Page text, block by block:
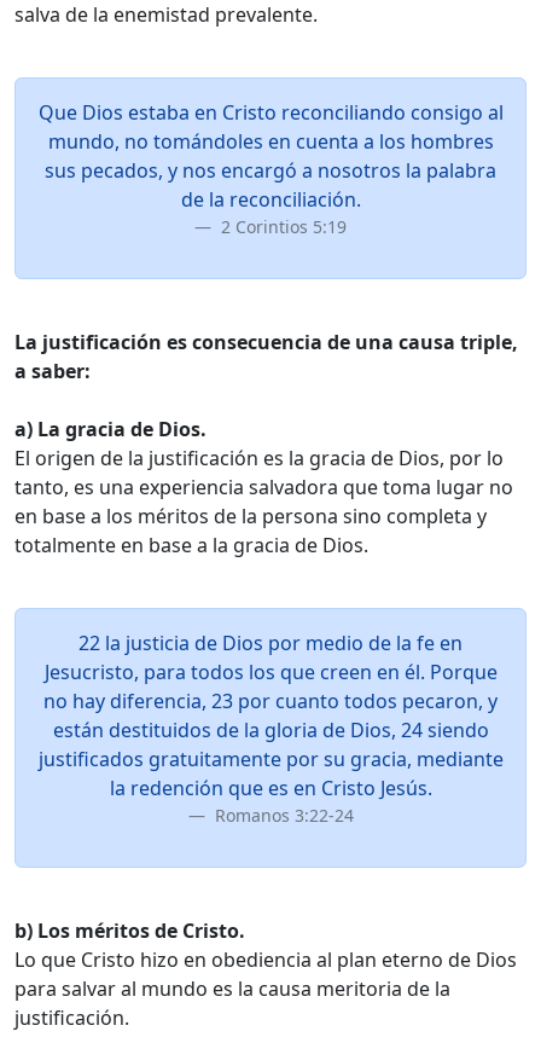
salva de la enemistad prevalente.
Que Dios estaba en Cristo reconciliando consigo al
mundo, no tomándoles en cuenta a los hombres
sus pecados, y nos encargó a nosotros la palabra
de la reconciliación.
2 Corintios 5:19
La justificación es consecuencia de una causa triple,
a saber:
a) La gracia de Dios.
El origen de la justificación es la gracia de Dios, por lo
tanto, es una experiencia salvadora que toma lugar no
en base a los méritos de la persona sino completa y
totalmente en base a la gracia de Dios.
22 la justicia de Dios por medio de la fe en
Jesucristo, para todos los que creen en él. Porque
no hay diferencia, 23 por cuanto todos pecaron, y
están destituidos de la gloria de Dios, 24 siendo
justificados gratuitamente por su gracia, mediante
la redención que es en Cristo Jesús.
Romanos 3:22-24
b) Los méritos de Cristo.
Lo que Cristo hizo en obediencia al plan eterno de Dios
para salvar al mundo es la causa meritoria de la
justificación.